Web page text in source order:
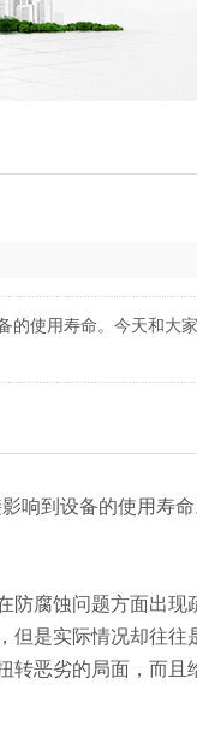
的使用寿命。今天和大
响到设备的使用寿
防腐蚀问题方面出现
但是实际情况却往往
转恶劣的局面，而且